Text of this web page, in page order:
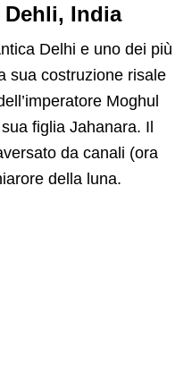
India
Delhi e uno dei più
sua costruzione risale
Moghul
figlia Jahanara. Il
da canali (ora
della luna.